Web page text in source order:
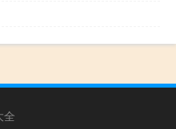
全